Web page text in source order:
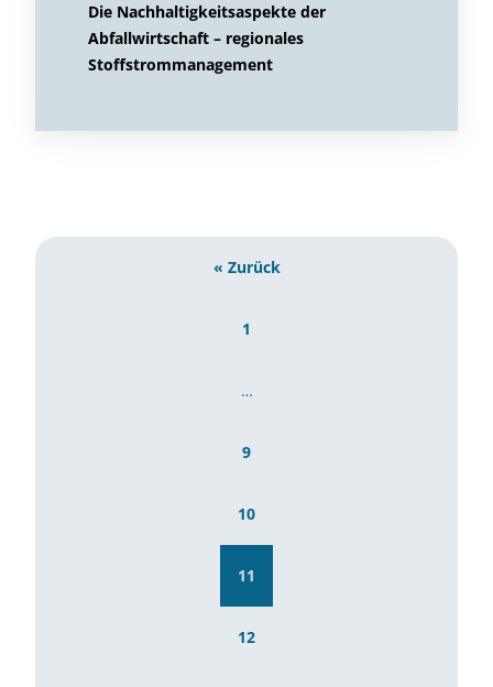
Die Nachhaltigkeitsaspekte der
Abfallwirtschaft – regionales
Stoffstrommanagement
« Zurück
1
…
9
10
11
12